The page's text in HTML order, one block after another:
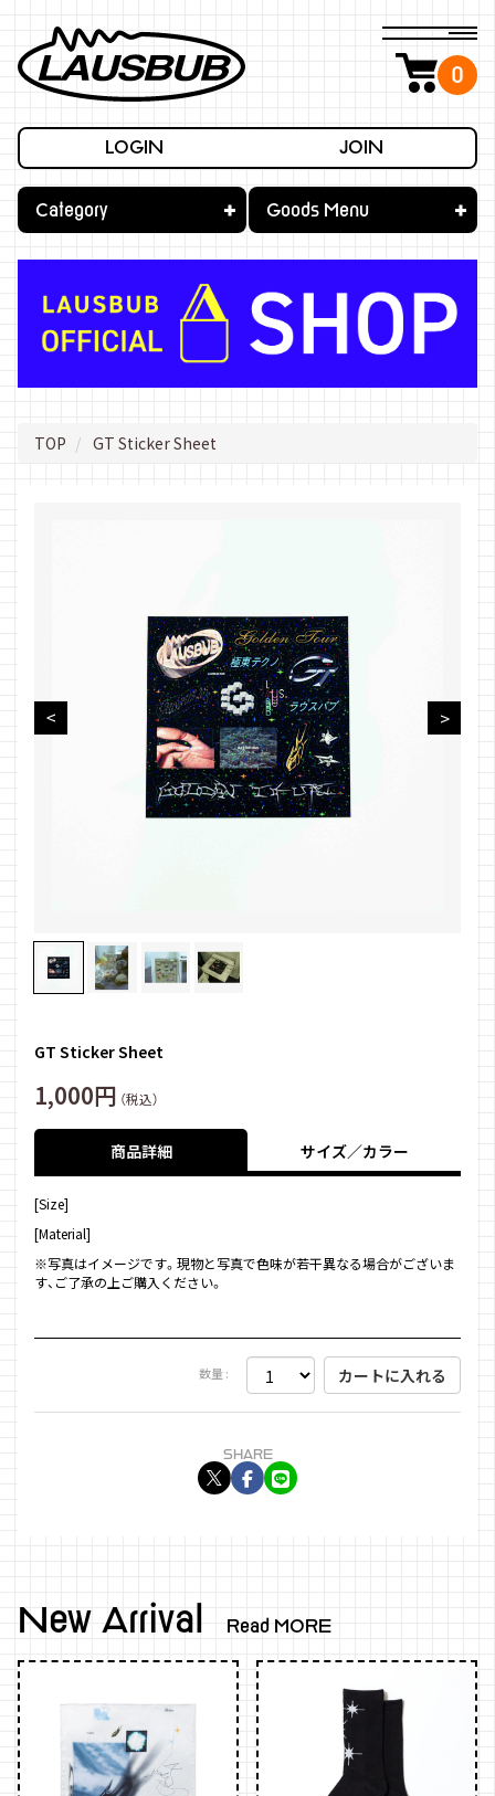
0
LOGIN JOIN
Category Goods Menu
TOP GT Sticker Sheet
GT Sticker Sheet
1,000円 （税込）
商品詳細 サイズ／カラー
[Size]
[Material]
※写真はイメージです。現物と写真で色味が若干異なる場合がございま
す、ご了承の上ご購入ください。
数量 :
New Arrival Read MORE